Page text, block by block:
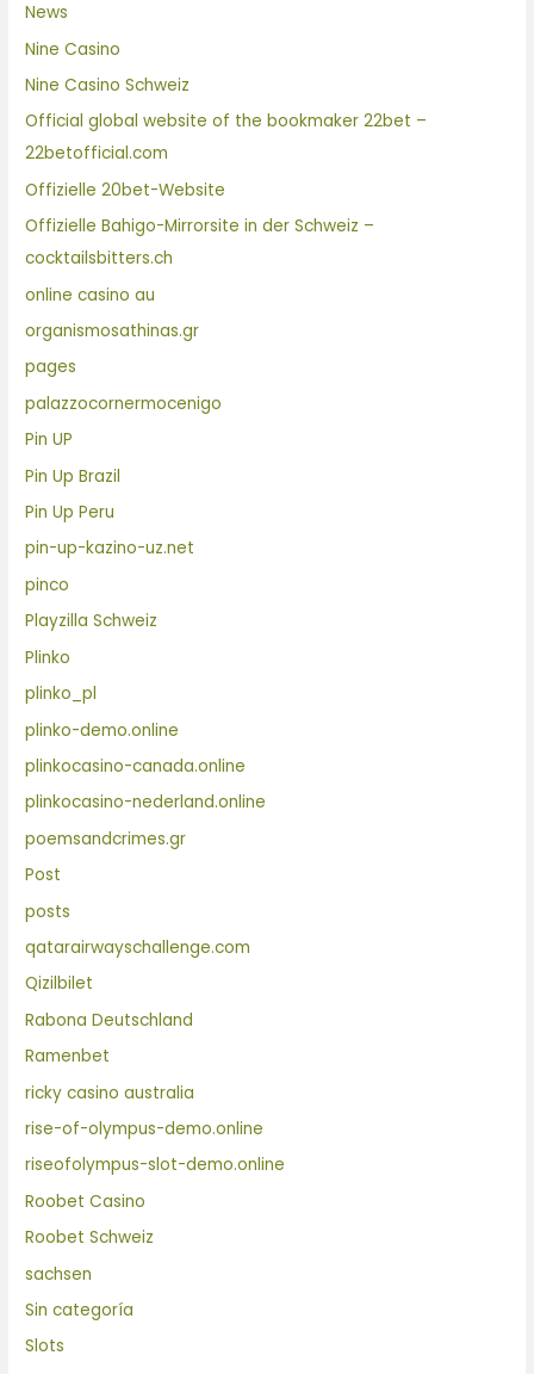
News
Nine Casino
Nine Casino Schweiz
Official global website of the bookmaker 22bet –
22betofficial.com
Offizielle 20bet-Website
Offizielle Bahigo-Mirrorsite in der Schweiz –
cocktailsbitters.ch
online casino au
organismosathinas.gr
pages
palazzocornermocenigo
Pin UP
Pin Up Brazil
Pin Up Peru
pin-up-kazino-uz.net
pinco
Playzilla Schweiz
Plinko
plinko_pl
plinko-demo.online
plinkocasino-canada.online
plinkocasino-nederland.online
poemsandcrimes.gr
Post
posts
qatarairwayschallenge.com
Qizilbilet
Rabona Deutschland
Ramenbet
ricky casino australia
rise-of-olympus-demo.online
riseofolympus-slot-demo.online
Roobet Casino
Roobet Schweiz
sachsen
Sin categoría
Slots